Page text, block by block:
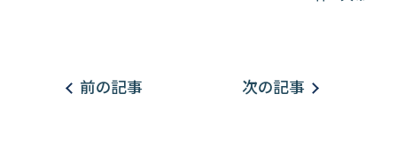
前の記事 次の記事